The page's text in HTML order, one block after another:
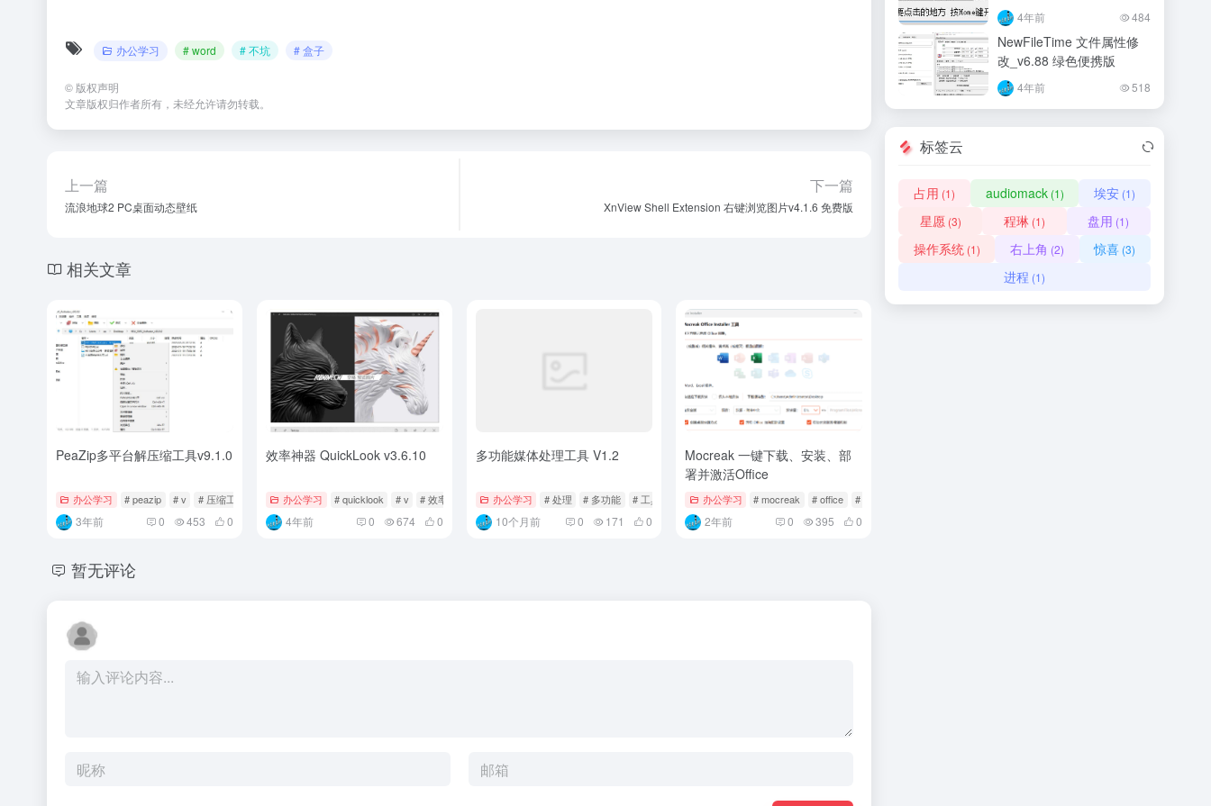
办公学习 # word # 不坑 # 盒子
© 版权声明
文章版权归作者所有，未经允许请勿转载。
上一篇
流浪地球2 PC桌面动态壁纸
下一篇
XnView Shell Extension 右键浏览图片v4.1.6 免费版
相关文章
PeaZip多平台解压缩工具v9.1.0
办公学习 # peazip # v # 压缩工具
3年前 0 453 0
效率神器 QuickLook v3.6.10
办公学习 # quicklook # v # 效率
4年前 0 674 0
多功能媒体处理工具 V1.2
办公学习 # 处理 # 多功能 # 工具
10个月前 0 171 0
Mocreak 一键下载、安装、部
署并激活Office
办公学习 # mocreak # office # 一键
2年前 0 395 0
暂无评论
4年前 484
NewFileTime 文件属性修
改_v6.88 绿色便携版
4年前 518
标签云
占用 (1) audiomack(1) 埃安 (1)
星愿(3) 程琳 (1) 盘用 (1)
操作系统(1) 右上角 (2) 惊喜 (3)
进程 (1)